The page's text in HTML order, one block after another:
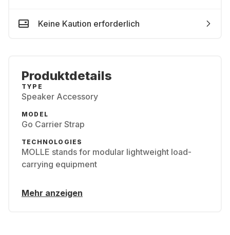
Keine Kaution erforderlich
Produktdetails
TYPE
Speaker Accessory
MODEL
Go Carrier Strap
TECHNOLOGIES
MOLLE stands for modular lightweight load-
carrying equipment
Mehr anzeigen